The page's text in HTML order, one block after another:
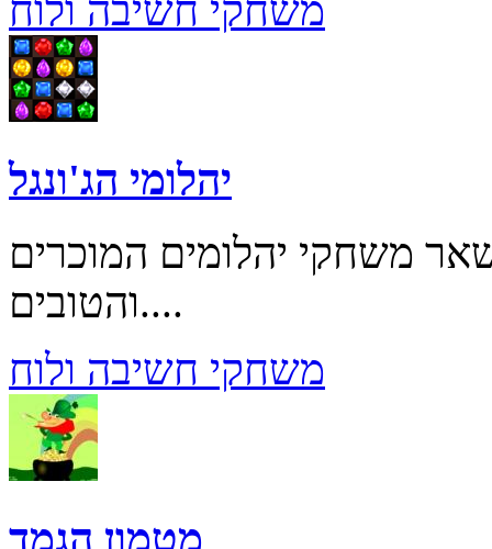
משחקי חשיבה ולוח
יהלומי הג'ונגל
משחקי יהלומים המוכרים
והטובים....
משחקי חשיבה ולוח
מטמון הגמד